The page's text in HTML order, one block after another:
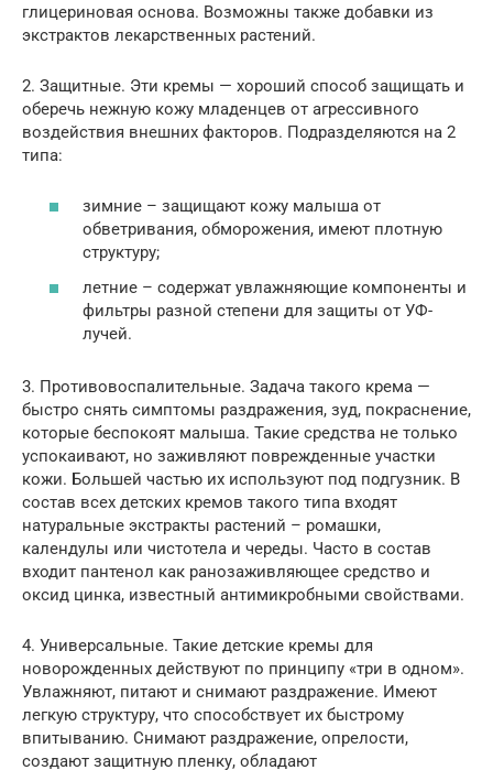
глицериновая основа. Возможны также добавки из
экстрактов лекарственных растений.
2. Защитные. Эти кремы — хороший способ защищать и
оберечь нежную кожу младенцев от агрессивного
воздействия внешних факторов. Подразделяются на 2
типа:
зимние – защищают кожу малыша от
обветривания, обморожения, имеют плотную
структуру;
летние – содержат увлажняющие компоненты и
фильтры разной степени для защиты от УФ-
лучей.
3. Противовоспалительные. Задача такого крема —
быстро снять симптомы раздражения, зуд, покраснение,
которые беспокоят малыша. Такие средства не только
успокаивают, но заживляют поврежденные участки
кожи. Большей частью их используют под подгузник. В
состав всех детских кремов такого типа входят
натуральные экстракты растений – ромашки,
календулы или чистотела и череды. Часто в состав
входит пантенол как ранозаживляющее средство и
оксид цинка, известный антимикробными свойствами.
4. Универсальные. Такие детские кремы для
новорожденных действуют по принципу «три в одном».
Увлажняют, питают и снимают раздражение. Имеют
легкую структуру, что способствует их быстрому
впитыванию. Снимают раздражение, опрелости,
создают защитную пленку, обладают